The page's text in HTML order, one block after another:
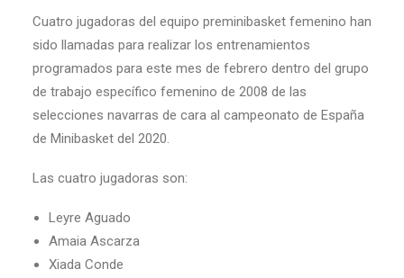
Cuatro jugadoras del equipo preminibasket femenino han
sido llamadas para realizar los entrenamientos
programados para este mes de febrero dentro del grupo
de trabajo específico femenino de 2008 de las
selecciones navarras de cara al campeonato de España
de Minibasket del 2020.
Las cuatro jugadoras son:
Leyre Aguado
Amaia Ascarza
Xiada Conde